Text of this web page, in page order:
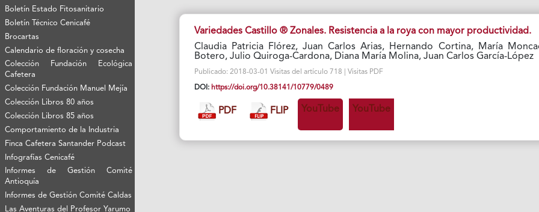
Boletín Estado Fitosanitario
Boletín Técnico Cenicafé
Brocartas
Calendario de floración y cosecha
Colección Fundación Ecológica
Cafetera
Colección Fundación Manuel Mejía
Colección Libros 80 años
Colección Libros 85 años
Comportamiento de la Industria
Finca Cafetera Santander Podcast
Infografías Cenicafé
Informes de Gestión Comité
Antioquía
Informes de Gestión Comité Caldas
Las Aventuras del Profesor Yarumo
Variedades Castillo ® Zonales. Resistencia a la roya con mayor productividad.
Claudia Patricia Flórez, Juan Carlos Arias, Hernando Cortina, María
Botero, Julio Quiroga-Cardona, Diana María Molina, Juan Carlos García-López
Publicado: 2018-03-01 Visitas del artículo 718 | Visitas PDF
DOI: https://doi.org/10.38141/10779/0489
PDF FLIP YouTube YouTube